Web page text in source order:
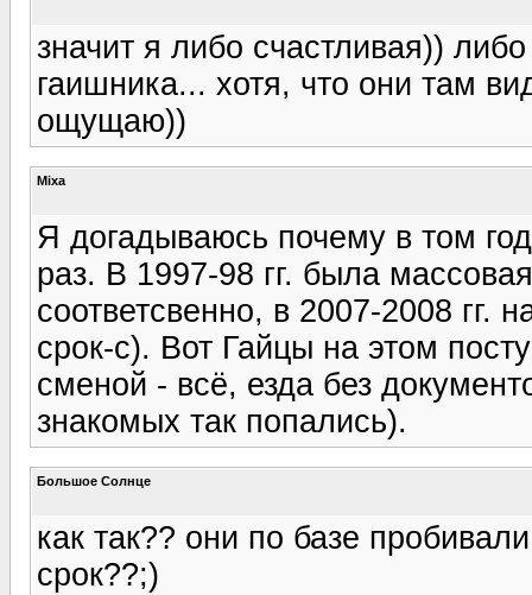
значит я либо счастливая))
гаишника... хотя, что они там
ощущаю))
Mixa
Я догадываюсь почему в том
раз. В 1997-98 гг. была
соответсвенно, в 2007-2008 гг.
срок-с). Вот Гайцы на этом
сменой - всё, езда без
знакомых так попались).
Большое Солнце
как так?? они по базе
срок??;)